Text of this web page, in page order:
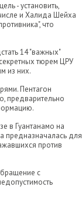
- установить,
и Халида Шейха
что
14 "важных"
тюрем ЦРУ
из них.
Пентагон
предварительно
в Гуантанамо на
предназначалась для
против
с